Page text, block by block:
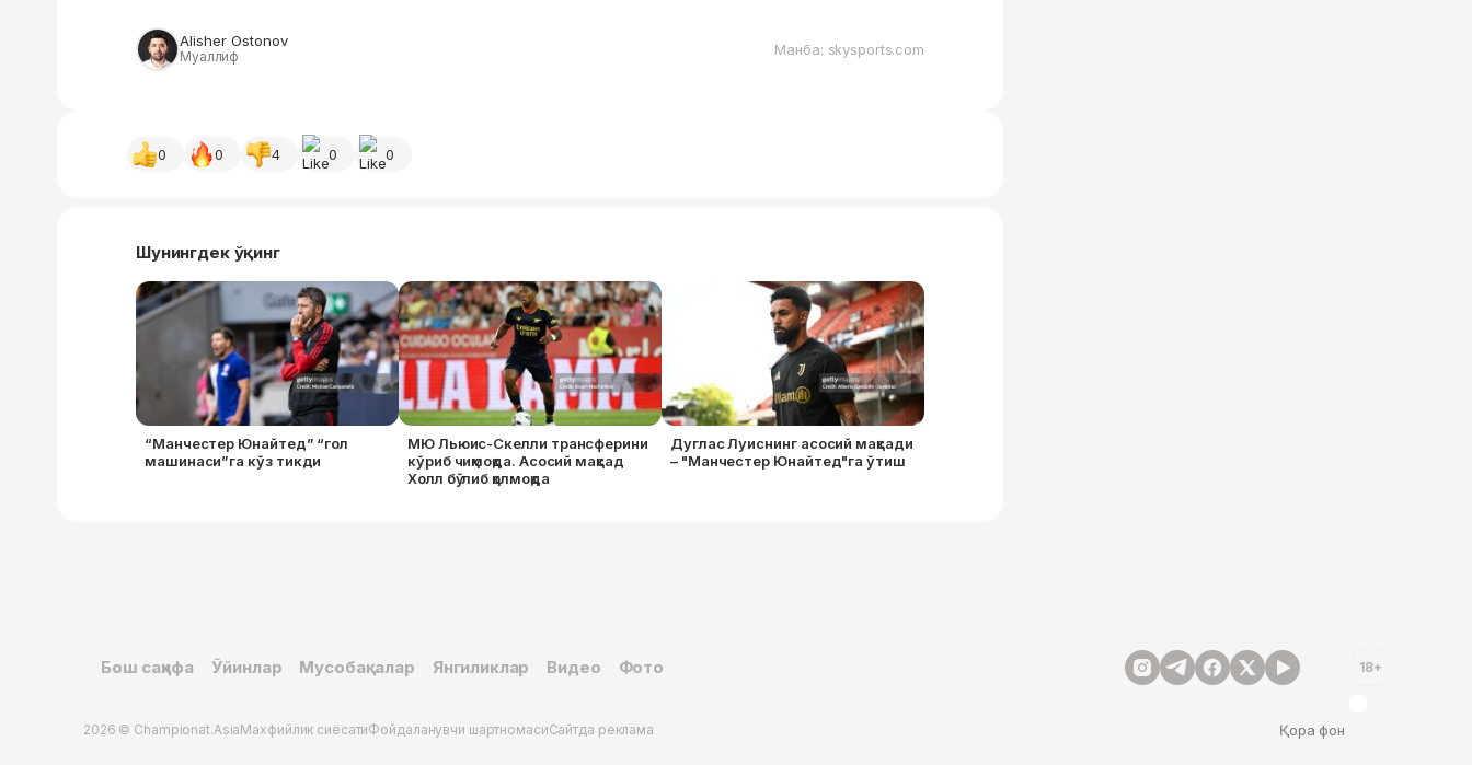
Alisher Ostonov
Муаллиф Манба: skysports.com
0 0 4 0 0
Шунингдек ўқинг
“Манчестер Юнайтед” “гол
машинаси”га кўз тикди
МЮ Льюис-Скелли трансферини
кўриб чиқмоқда. Асосий мақсад
Холл бўлиб қолмоқда
Дуглас Луиснинг асосий мақсади
– "Манчестер Юнайтед"га ўтиш
Бош саҳифа Ўйинлар Мусобақалар Янгиликлар Видео Фото 18+
2026 © Championat.AsiaМахфийлик сиёсатиФойдаланувчи шартномасиСайтда реклама Қора фон